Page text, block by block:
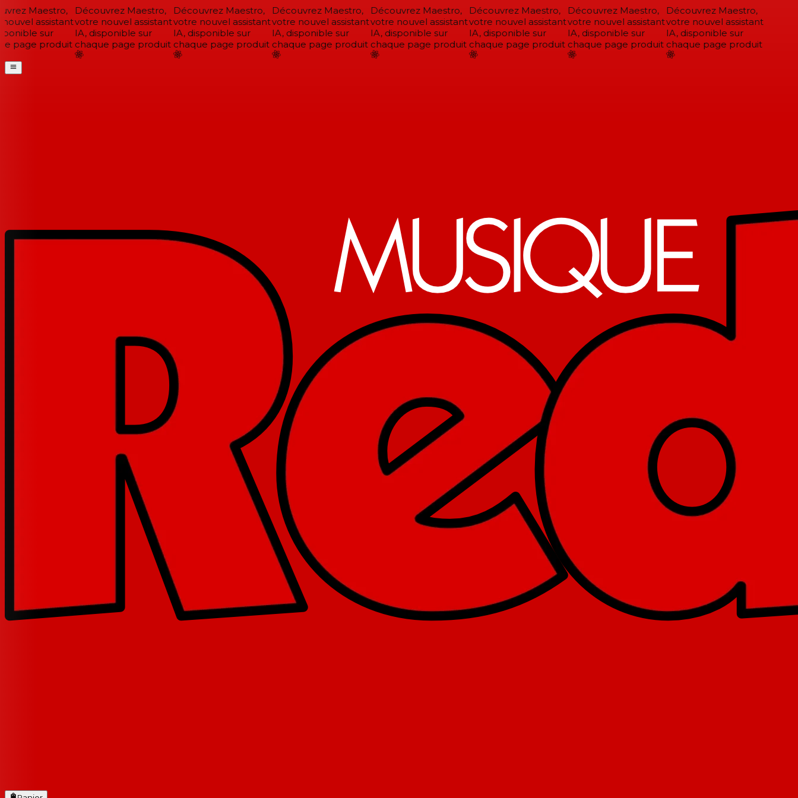
Maestro,
assistant
sur
page produit
Découvrez Maestro,
votre nouvel assistant
IA, disponible sur
chaque page produit
Découvrez Maestro,
votre nouvel assistant
IA, disponible sur
chaque page produit
Découvrez Maestro,
votre nouvel assistant
IA, disponible sur
chaque page produit
Découvrez Maestro,
votre nouvel assistant
IA, disponible sur
chaque page produit
Découvrez Maestro,
votre nouvel assistant
IA, disponible sur
chaque page produit
Découvrez Maestro,
votre nouvel assistant
IA, disponible sur
chaque page produit
Découvrez Maestro,
votre nouvel assistant
IA, disponible sur
chaque page produit